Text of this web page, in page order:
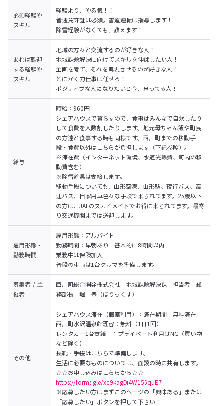
必須経験や
スキル
経験より、やる気！！
普通免許証は必須。雪道運転は指導します！
除雪経験がなくても、教えます！
あれば歓迎
する経験や
スキル
地域の方々と交流するのが好きな人！
地域課題解決に向けてスキルを伸ばしたい人！
企画を考て、それを実現させるのが好きな人！
とにかく力仕事は任せろ！
ポジティブな人になりたいと今、思ってる人！
給与
時給：960円
シェアハウスで暮らすので、食事はみんなで自炊したり
して食費を人数割したりします。地元母ちゃん飯や町民
の方達と食事する時も同様です。西川町までの移動手
段・食費以外はこちらが負担します（下記参照）。
※滞在費（インターネット環境、水道光熱費、町内の移
動費含む）
※除雪道具は支給します。
移動手段についても、山形空港、山形駅、夜行バス、高
速バス、自家用車色々な手段で来られてます。25歳以下
の方は、JALのスカイメイトでお得に来られてます。最寄
り交通機関までは送迎します。
雇用形態・
勤務時間
雇用形態：アルバイト
勤務時間：早朝あり　基本的に8時間以内
業務中は保険加入
普段の車両は1台クルマを準備します。
募集者 / 主
催者
西川町総合開発株式会社　地域課題解決課　担当者　総
務部長　堀　豊（ほりっくす）
その他
シェアハウス滞在（個室利用）：滞在期間　無料滞在
西川町水沢温泉館理容：無料（1日1回）
レンタカー1台支給　：プライベート利用はNG（買い物
など除く）
長靴・手袋はこちらで準備します。
生活に必要なものについては、面談の時に共有します。
https://forms.gle/xd9kagDi4W156quE7
※応募したい方はまずこのページの「興味ある」または
「応募したい」ボタンを押して下さい！